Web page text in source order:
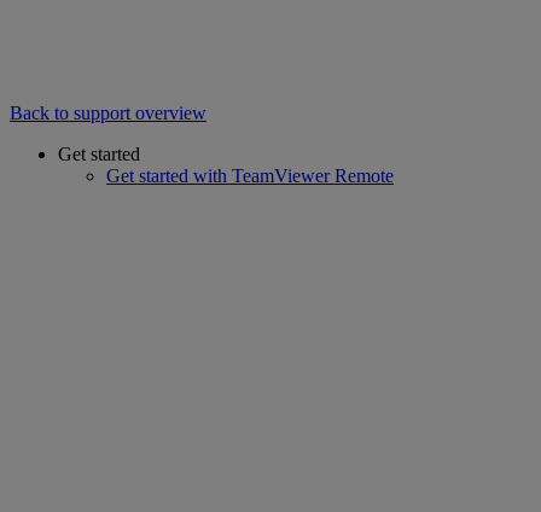
Back to support overview
Get started
Get started with TeamViewer Remote